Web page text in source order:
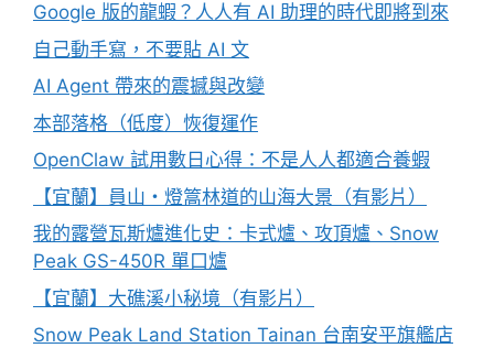
Google 版的龍蝦？人人有 AI 助理的時代即將到來
自己動手寫，不要貼 AI 文
AI Agent 帶來的震撼與改變
本部落格（低度）恢復運作
OpenClaw 試用數日心得：不是人人都適合養蝦
【宜蘭】員山・燈篙林道的山海大景（有影片）
我的露營瓦斯爐進化史：卡式爐、攻頂爐、Snow
Peak GS-450R 單口爐
【宜蘭】大礁溪小秘境（有影片）
Snow Peak Land Station Tainan 台南安平旗艦店